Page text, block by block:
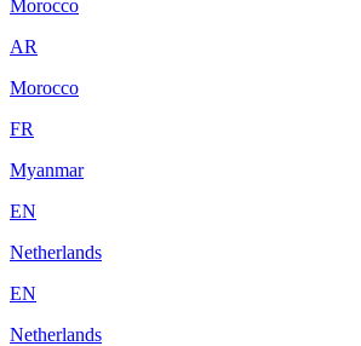
Morocco
AR
Morocco
FR
Myanmar
EN
Netherlands
EN
Netherlands